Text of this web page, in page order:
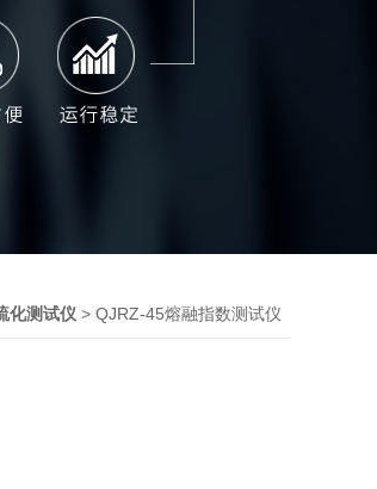
化测试仪 > QJRZ-45熔融指数测试仪